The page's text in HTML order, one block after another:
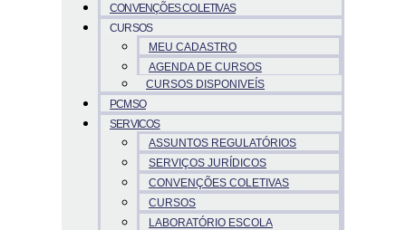
CONVENÇÕES COLETIVAS
CURSOS
MEU CADASTRO
AGENDA DE CURSOS
CURSOS DISPONIVEÍS
PCMSO
SERVICOS
ASSUNTOS REGULATÓRIOS
SERVIÇOS JURÍDICOS
CONVENÇÕES COLETIVAS
CURSOS
LABORATÓRIO ESCOLA